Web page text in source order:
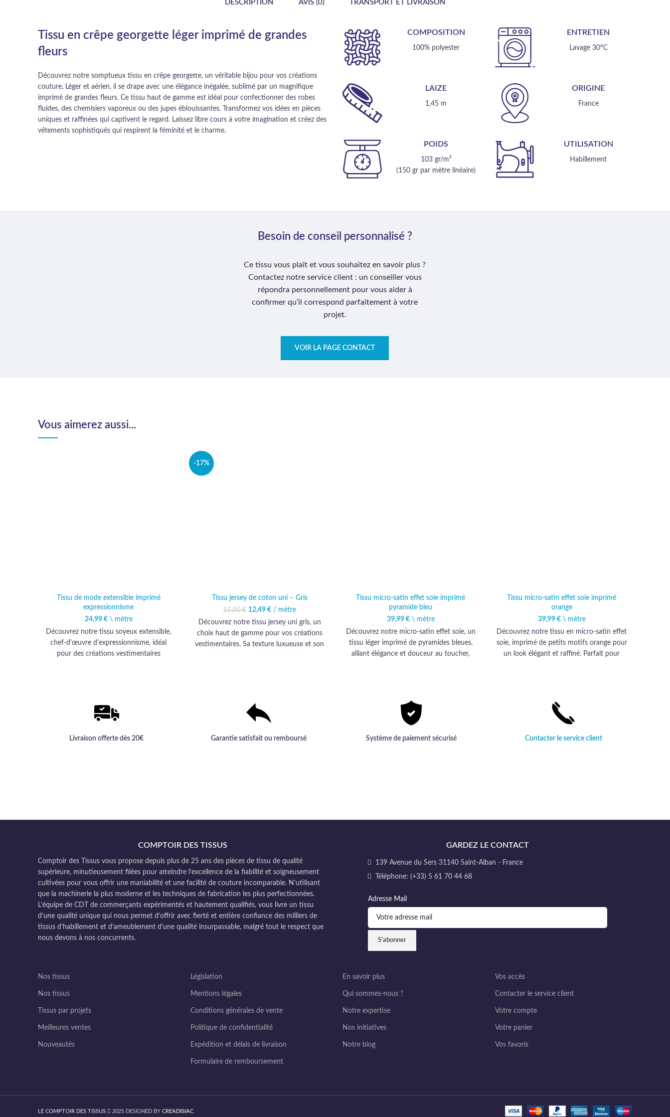
DESCRIPTION AVIS (0) TRANSPORT ET LIVRAISON
Tissu en crêpe georgette léger imprimé de grandes
fleurs
Découvrez notre somptueux tissu en crêpe georgette, un véritable bijou pour vos créations
couture. Léger et aérien, il se drape avec une élégance inégalée, sublimé par un magnifique
imprimé de grandes fleurs. Ce tissu haut de gamme est idéal pour confectionner des robes
fluides, des chemisiers vaporeux ou des jupes éblouissantes. Transformez vos idées en pièces
uniques et raffinées qui captivent le regard. Laissez libre cours à votre imagination et créez des
vêtements sophistiqués qui respirent la féminité et le charme.
COMPOSITION
100% polyester
LAIZE
1,45 m
POIDS
103 gr/m²
(150 gr par mètre linéaire)
ENTRETIEN
Lavage 30°C
ORIGINE
France
UTILISATION
Habillement
Besoin de conseil personnalisé ?
Ce tissu vous plaît et vous souhaitez en savoir plus ?
Contactez notre service client : un conseiller vous
répondra personnellement pour vous aider à
confirmer qu’il correspond parfaitement à votre
projet.
VOIR LA PAGE CONTACT
Vous aimerez aussi...
Tissu de mode extensible imprimé
expressionnisme
24,99 €\ mètre
Découvrez notre tissu soyeux extensible,
chef-d'œuvre d'expressionnisme, idéal
pour des créations vestimentaires
-17%
Tissu jersey de coton uni – Gris
15,00€
Le prix initial était :
15,00 €.
12,49 € Le prix actuel est :
12,49 €.
/ mètre
Découvrez notre tissu jersey uni gris, un
choix haut de gamme pour vos créations
vestimentaires. Sa texture luxueuse et son
Tissu micro-satin effet soie imprimé
pyramide bleu
39,99 €\ mètre
Découvrez notre micro-satin effet soie, un
tissu léger imprimé de pyramides bleues,
alliant élégance et douceur au toucher,
Tissu micro-satin effet soie imprimé
orange
39,99 €\ mètre
Découvrez notre tissu en micro-satin effet
soie, imprimé de petits motifs orange pour
un look élégant et raffiné. Parfait pour
Livraison offerte dès 20€ Garantie satisfait ou remboursé Système de paiement sécurisé Contacter le service client
COMPTOIR DES TISSUS
Comptoir des Tissus vous propose depuis plus de 25 ans des pièces de tissu de qualité
supérieure, minutieusement filées pour atteindre l’excellence de la fiabilité et soigneusement
cultivées pour vous offrir une maniabilité et une facilité de couture incomparable. N’utilisant
que la machinerie la plus moderne et les techniques de fabrication les plus perfectionnées.
L’équipe de CDT de commerçants expérimentés et hautement qualifiés, vous livre un tissu
d’une qualité unique qui nous permet d’offrir avec fierté et entière confiance des milliers de
tissus d’habillement et d’ameublement d’une qualité insurpassable, malgré tout le respect que
nous devons à nos concurrents.
GARDEZ LE CONTACT
139 Avenue du Sers 31140 Saint-Alban - France
Téléphone: (+33) 5 61 70 44 68
Adresse Mail
Nos tissus
Nos tissus
Tissus par projets
Meilleures ventes
Nouveautés
Législation
Mentions légales
Conditions générales de vente
Politique de confidentialité
Expédition et délais de livraison
Formulaire de remboursement
En savoir plus
Qui sommes-nous ?
Notre expertise
Nos initiatives
Notre blog
Vos accès
Contacter le service client
Votre compte
Votre panier
Vos favoris
LE COMPTOIR DES TISSUS 2025 DESIGNED BY CREADISIAC